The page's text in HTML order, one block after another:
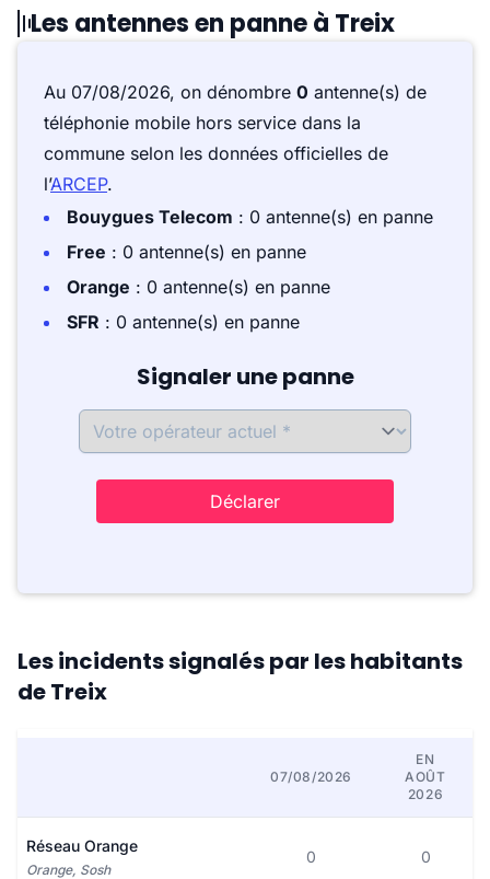
Les antennes en panne à Treix
Au 07/08/2026, on dénombre 0 antenne(s) de
téléphonie mobile hors service dans la
commune selon les données officielles de
l’ARCEP.
Bouygues Telecom : 0 antenne(s) en panne
Free : 0 antenne(s) en panne
Orange : 0 antenne(s) en panne
SFR : 0 antenne(s) en panne
Signaler une panne
Déclarer
Les incidents signalés par les habitants
de Treix
07/08/2026
EN
AOÛT
2026
Réseau Orange
Orange, Sosh
0 0